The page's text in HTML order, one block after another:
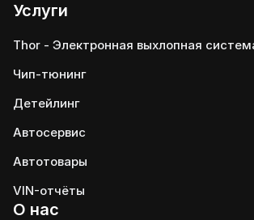
Услуги
Thor - Электронная выхлопная
Чип-тюнинг
Детейлинг
Автосервис
Автотовары
VIN-отчёты
О нас